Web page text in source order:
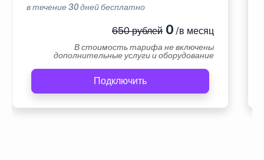
в течение 30 дней бесплатно
650 рублей0 /в месяц
В стоимость тарифа не включены
дополнительные услуги и оборудование
Подключить